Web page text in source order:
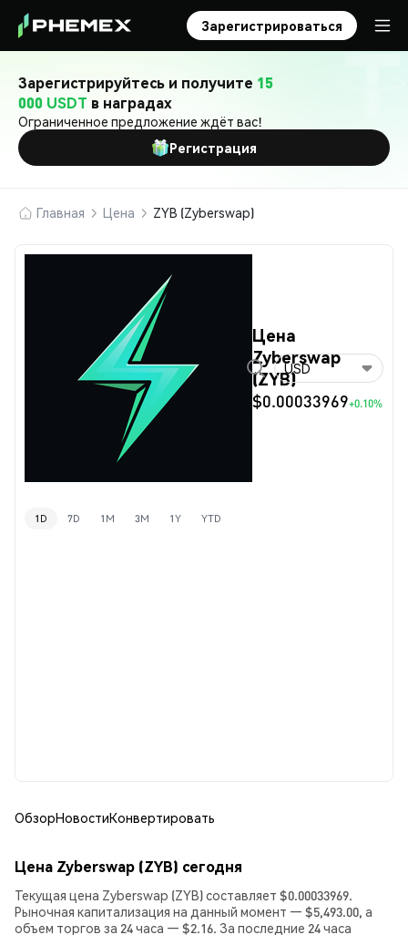
Зарегистрироваться
Зарегистрируйтесь и получите 15
000 USDT в наградах
Ограниченное предложение ждёт вас!
Регистрация
Главная Цена ZYB (Zyberswap)
Цена
Zyberswap
(ZYB)
$0.00033969+0.10%
USD
1D 7D 1M 3M 1Y YTD
ОбзорНовостиКонвертировать
Цена Zyberswap (ZYB) сегодня
Текущая цена Zyberswap (ZYB) составляет $0.00033969.
Рыночная капитализация на данный момент — $5,493.00, а
объем торгов за 24 часа — $2.16. За последние 24 часа